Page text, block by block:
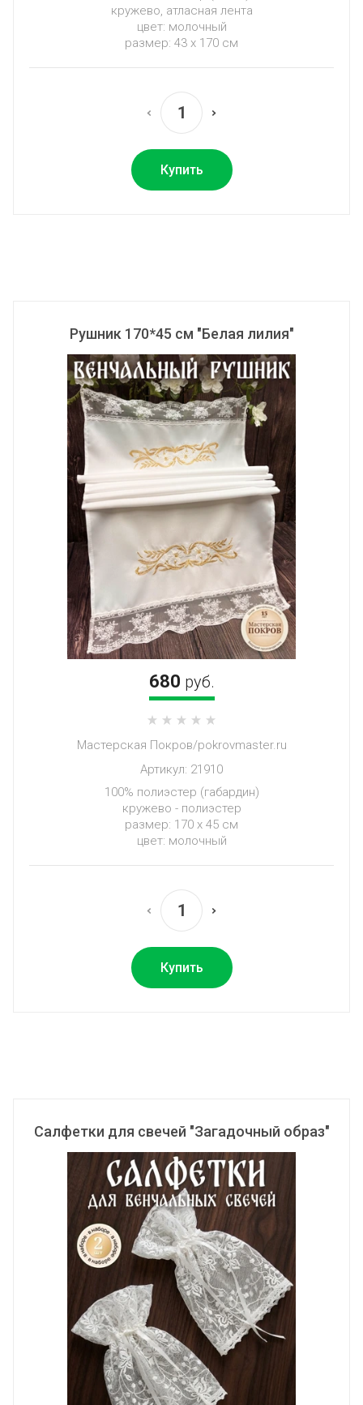
кружево, атласная лента
цвет: молочный
размер: 43 х 170 см
Купить
Рушник 170*45 см "Белая лилия"
680 руб.
Мастерская Покров/pokrovmaster.ru
Артикул: 21910
100% полиэстер (габардин)
кружево - полиэстер
размер: 170 х 45 см
цвет: молочный
Купить
Салфетки для свечей "Загадочный образ"